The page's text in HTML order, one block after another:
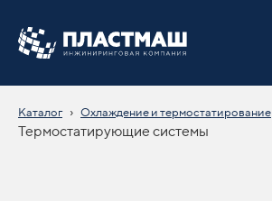
Каталог › Охлаждение и термостатирование
Термостатирующие системы